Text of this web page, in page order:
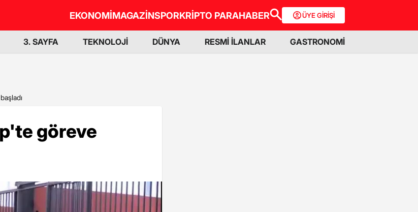
EKONOMİMAGAZİNSPORKRİPTO PARAHABER ÜYE GİRİŞİ
3. SAYFA TEKNOLOJİ DÜNYA RESMİ İLANLAR GASTRONOMİ
göreve